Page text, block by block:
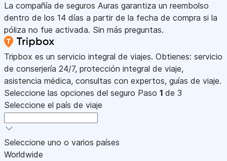
La compañía de seguros Auras garantiza un reembolso
dentro de los 14 días a partir de la fecha de compra si la
póliza no fue activada. Sin más preguntas.
Tripbox es un servicio integral de viajes. Obtienes: servicio
de conserjería 24/7, protección integral de viaje,
asistencia médica, consultas con expertos, guías de viaje.
Seleccione las opciones del seguro Paso 1 de 3
Seleccione el país de viaje
Seleccione uno o varios países
Worldwide